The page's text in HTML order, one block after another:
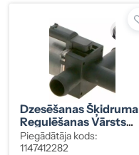
Dzesēšanas Šķidruma
Regulēšanas Vārsts
Mercedes-Benz, Kods
1147412282
Piegādātāja kods:
1147412282